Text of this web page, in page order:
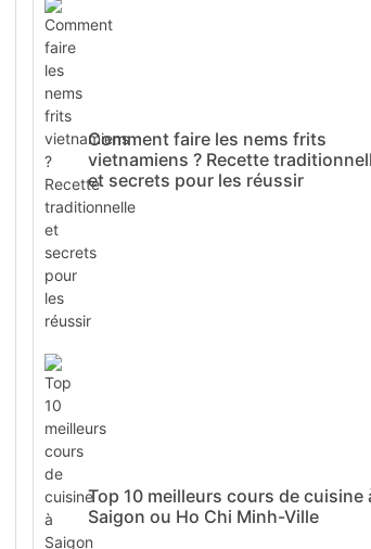
Comment faire les nems frits
vietnamiens ? Recette
et secrets pour les réussir
Top 10 meilleurs cours de cuisine
Saigon ou Ho Chi Minh-Ville